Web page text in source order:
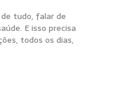
tudo, falar de
E isso precisa
todos os dias,